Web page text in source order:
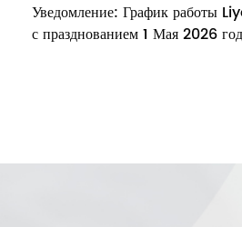
Уведомление: График работы
с празднованием 1 Мая 2026